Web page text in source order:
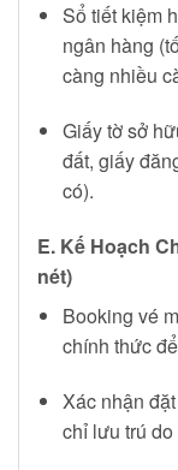
Sổ tiết kiệm
ngân hàng
càng nhiều
Giấy tờ sở
đất, giấy
có).
E. Kế Hoạch
nét)
Booking vé
chính thức
Xác nhận
chỉ lưu trú